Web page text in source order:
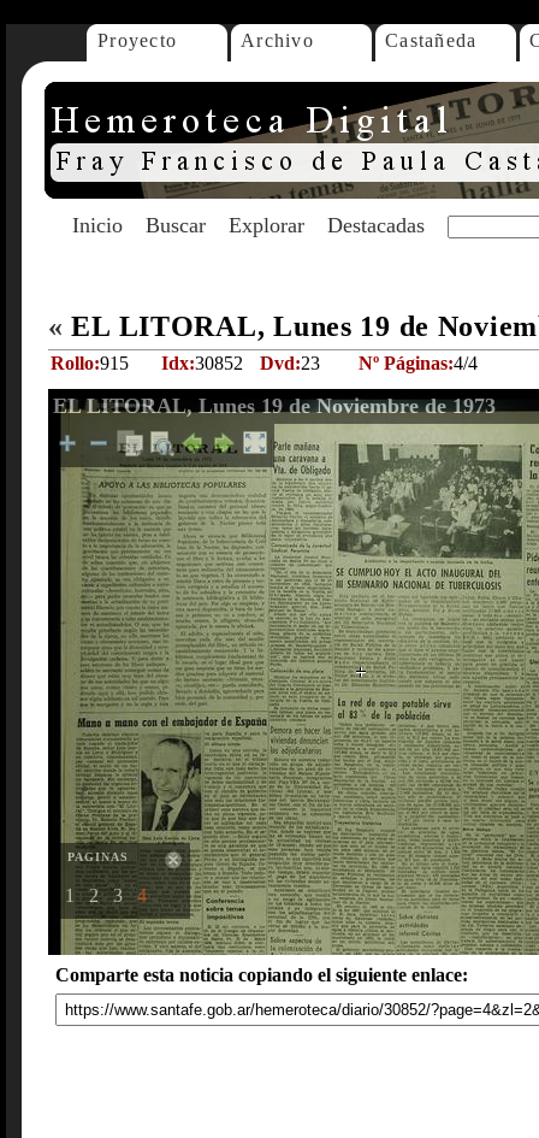
Proyecto Archivo Castañeda
Inicio Buscar Explorar Destacadas
« EL LITORAL, Lunes 19 de
Rollo:915 Idx:30852 Dvd:23 Nº Páginas:4/4
EL LITORAL, Lunes 19 de Noviembre de 1973
PAGINAS
1 2 3 4
Comparte esta noticia copiando el siguiente enlace: